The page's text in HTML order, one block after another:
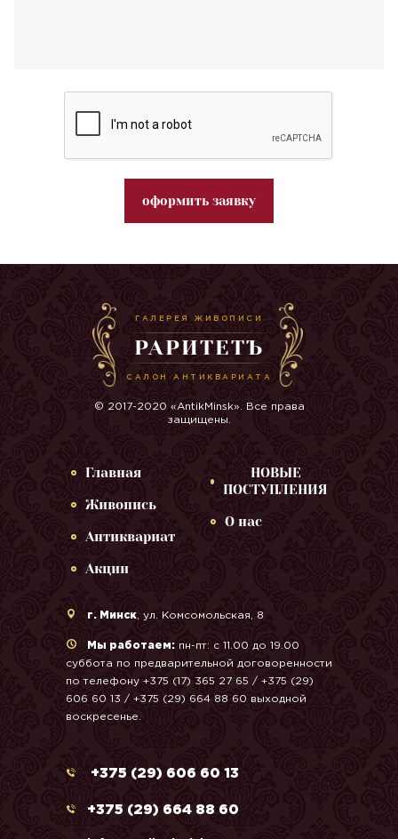
оформить заявку
ГАЛЕРЕЯ ЖИВОПИСИ
РАРИТЕТЪ
САЛОН АНТИКВАРИАТА
© 2017-2020 «AntikMinsk». Все права
защищены.
Главная
Живопись
Антиквариат
Акции
НОВЫЕ
ПОСТУПЛЕНИЯ
О нас
г. Минск , ул. Комсомольская, 8
Мы работаем: пн-пт: с 11.00 до 19.00
суббота по предварительной договоренности
по телефону +375 (17) 365 27 65 / +375 (29)
606 60 13 / +375 (29) 664 88 60 выходной
воскресенье.
+375 (29) 606 60 13
+375 (29) 664 88 60